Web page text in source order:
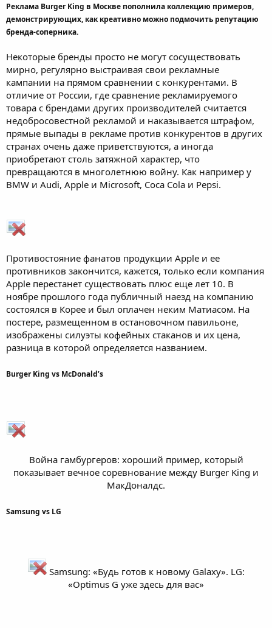
Реклама Burger King в Москве пополнила коллекцию примеров,
демонстрирующих, как креативно можно подмочить репутацию
бренда-соперника.
Некоторые бренды просто не могут сосуществовать
мирно, регулярно выстраивая свои рекламные
кампании на прямом сравнении с конкурентами. В
отличие от России, где сравнение рекламируемого
товара с брендами других производителей считается
недобросовестной рекламой и наказывается штрафом,
прямые выпады в рекламе против конкурентов в других
странах очень даже приветствуются, а иногда
приобретают столь затяжной характер, что
превращаются в многолетнюю войну. Как например у
BMW и Audi, Apple и Microsoft, Coca Cola и Pepsi.
Противостояние фанатов продукции Apple и ее
противников закончится, кажется, только если компания
Apple перестанет существовать плюс еще лет 10. В
ноябре прошлого года публичный наезд на компанию
состоялся в Корее и был оплачен неким Матиасом. На
постере, размещенном в остановочном павильоне,
изображены силуэты кофейных стаканов и их цена,
разница в которой определяется названием.
Burger King vs McDonald’s
Война гамбургеров: хороший пример, который
показывает вечное соревнование между Burger King и
МакДоналдс.​
Samsung vs LG
Samsung: «Будь готов к новому Galaxy». LG:
«Optimus G уже здесь для вас»